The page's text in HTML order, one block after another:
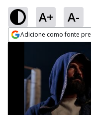
A+ A-
Adicione como fonte